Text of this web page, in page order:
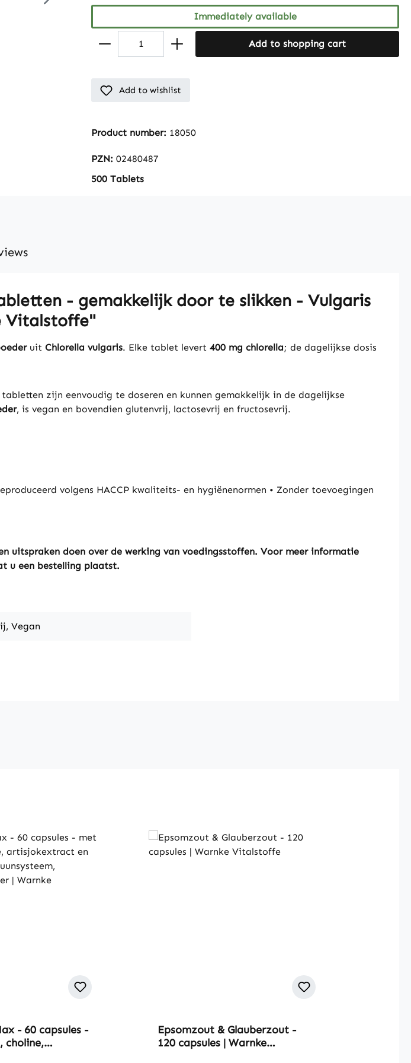
Immediately available
Add to shopping cart
Add to wishlist
Product number: 18050
PZN: 02480487
500 Tablets
- gemakkelijk door te slikken - Vulgaris
Vitalstoffe"
uit Chlorella vulgaris. Elke tablet levert 400 mg chlorella; de dagelijkse dosis
zijn eenvoudig te doseren en kunnen gemakkelijk in de dagelijkse
, is vegan en bovendien glutenvrij, lactosevrij en fructosevrij.
volgens HACCP kwaliteits- en hygiënenormen • Zonder toevoegingen
uitspraken doen over de werking van voedingsstoffen. Voor meer informatie
u een bestelling plaatst.
Vegan
- 60 capsules -
choline,
Epsomzout & Glauberzout -
120 capsules | Warnke